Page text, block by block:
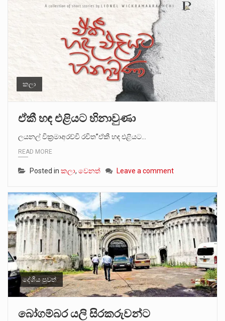
කලා
ඒකී හඳ එළියට හිනාවුණා
ලයනල් වික්‍රමාඅරච්චි රචිත”ඒකී හඳ එළියට…
READ MORE
Posted in කලා, වෙනත් Leave a comment
දේශීය පුවත්
බෝගම්බර යලි සිරකරුවන්ට